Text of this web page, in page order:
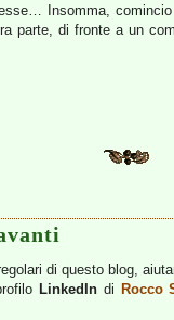
Insomma,
parte, di fronte a un
di questo blog,
LinkedIndi Rocco